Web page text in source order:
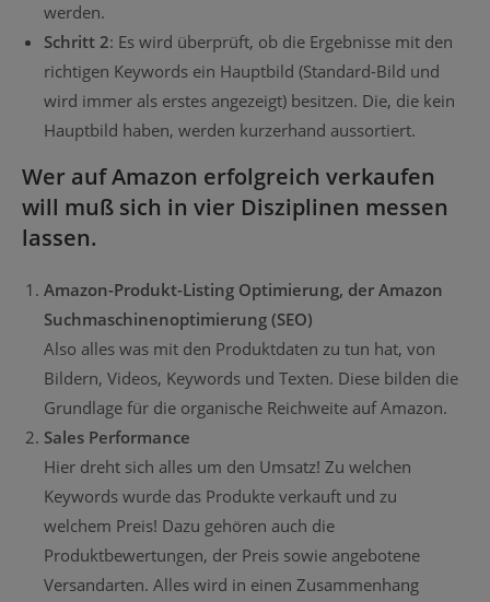
werden.
Schritt 2: Es wird überprüft, ob die Ergebnisse mit den
richtigen Keywords ein Hauptbild (Standard-Bild und
wird immer als erstes angezeigt) besitzen. Die, die kein
Hauptbild haben, werden kurzerhand aussortiert.
Wer auf Amazon erfolgreich verkaufen
will muß sich in vier Disziplinen messen
lassen.
Amazon-Produkt-Listing Optimierung, der Amazon
Suchmaschinenoptimierung (SEO)
Also alles was mit den Produktdaten zu tun hat, von
Bildern, Videos, Keywords und Texten. Diese bilden die
Grundlage für die organische Reichweite auf Amazon.
Sales Performance
Hier dreht sich alles um den Umsatz! Zu welchen
Keywords wurde das Produkte verkauft und zu
welchem Preis! Dazu gehören auch die
Produktbewertungen, der Preis sowie angebotene
Versandarten. Alles wird in einen Zusammenhang